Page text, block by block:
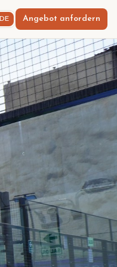
DE Angebot anfordern